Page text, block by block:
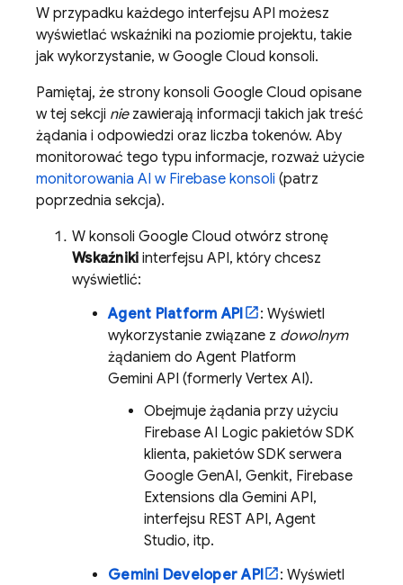
W przypadku każdego interfejsu API możesz
wyświetlać wskaźniki na poziomie projektu, takie
jak wykorzystanie, wGoogle Cloud konsoli.
Pamiętaj, że strony konsoli Google Cloud opisane
w tej sekcji niezawierają informacji takich jak treść
żądania i odpowiedzi oraz liczba tokenów. Aby
monitorować tego typu informacje, rozważ użycie
monitorowania AI w Firebase konsoli (patrz
poprzednia sekcja).
W konsoli Google Cloud otwórz stronę
Wskaźniki interfejsu API, który chcesz
wyświetlić:
Agent Platform API
: Wyświetl
wykorzystanie związane z dowolnym
żądaniem do Agent Platform
Gemini API (formerly Vertex AI).
Obejmuje żądania przy użyciu
Firebase AI Logic pakietów SDK
klienta, pakietów SDK serwera
Google GenAI, Genkit, Firebase
Extensions dla Gemini API,
interfejsu REST API, Agent
Studio, itp.
Gemini Developer API
: Wyświetl